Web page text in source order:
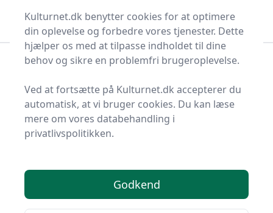
Start søgning
Husholdning Mad og drikke
Bedste hvedemel - 9
anbefalinger
Søger du efter de bedste hvedemel? På Kulturnet har
vi udvalgt de 9 mest populære produkter, så du nemt
kan træffe et godt valg.
Kulturnet.dk benytter cookies for at optimere
din oplevelse og forbedre vores tjenester. Dette
hjælper os med at tilpasse indholdet til dine
behov og sikre en problemfri brugeroplevelse.
Ved at fortsætte på Kulturnet.dk accepterer du
automatisk, at vi bruger cookies. Du kan læse
mere om vores databehandling i
privatlivspolitikken.
Godkend